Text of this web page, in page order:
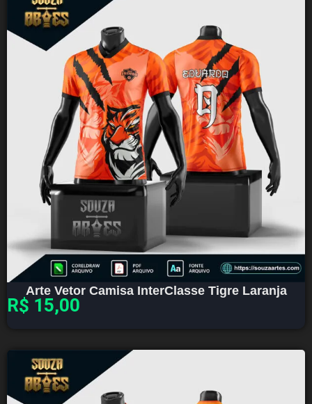
Arte Vetor Camisa InterClasse Tigre Laranja
R$ 15,00